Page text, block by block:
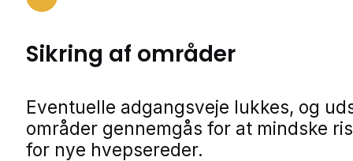
Sikring af områder
Eventuelle adgangsveje lukkes, og
områder gennemgås for at mindske
for nye hvepsereder.